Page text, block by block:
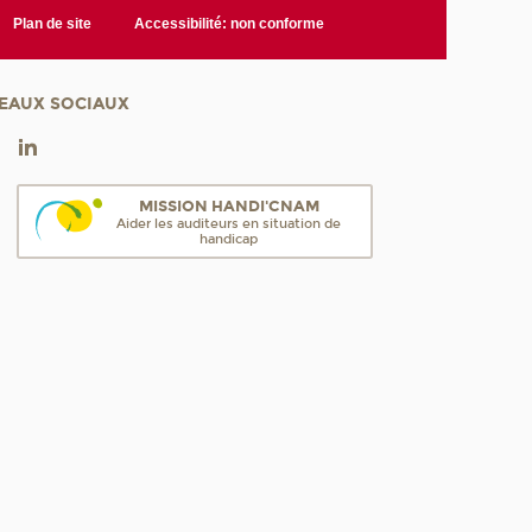
Plan de site Accessibilité: non conforme
SOCIAUX
MISSION HANDI'CNAM
Aider les auditeurs en situation de
handicap